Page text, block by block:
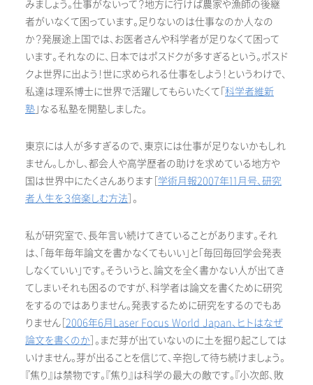
みましょう。仕事がないって？地方に行けば農家や漁師の後継
者がいなくて困っています。足りないのは仕事なのか人なの
か？発展途上国では、お医者さんや科学者が足りなくて困って
います。それなのに、日本ではポスドクが多すぎるという。ポスド
クよ世界に出よう！世に求められる仕事をしよう！というわけで、
私達は理系博士に世界で活躍してもらいたくて「科学者維新
塾 」なる私塾を開塾しました。
東京には人が多すぎるので、東京には仕事が足りないかもしれ
ません。しかし、都会人や高学歴者の助けを求めている地方や
国は世界中にたくさんあります［学術月報2007年11月号、研究
者人生を３倍楽しむ方法］。
私が研究室で、長年言い続けてきていることがあります。それ
は、「毎年毎年論文を書かなくてもいい」と「毎回毎回学会発表
しなくていい」です。そういうと、論文を全く書かない人が出てき
てしまいそれも困るのですが、科学者は論文を書くために研究
をするのではありません。発表するために研究をするのでもあ
りません［2006年6月Laser Focus World Japan、ヒトはなぜ
論文を書くのか］。まだ芽が出ていないのに土を掘り起こしては
いけません。芽が出ることを信じて、辛抱して待ち続けましょう。
『焦り』は禁物です。『焦り』は科学の最大の敵です。『小次郎、敗